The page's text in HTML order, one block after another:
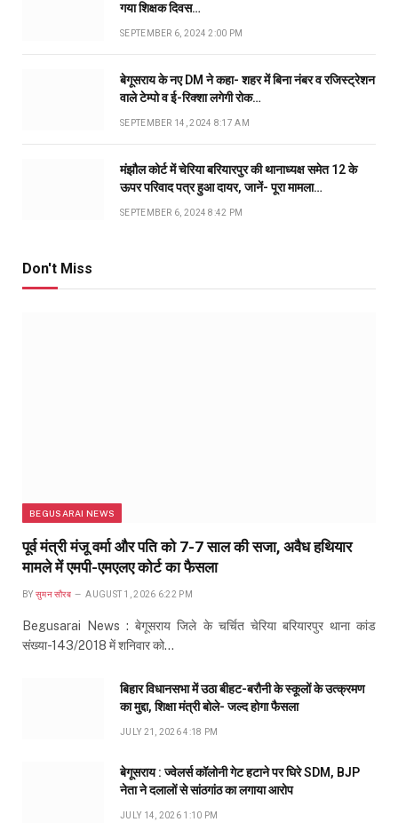
गया शिक्षक दिवस…
SEPTEMBER 6, 2024 2:00 PM
बेगूसराय के नए DM ने कहा- शहर में बिना नंबर व रजिस्ट्रेशन
वाले टेम्पो व ई-रिक्शा लगेगी रोक…
SEPTEMBER 14, 2024 8:17 AM
मंझौल कोर्ट में चेरिया बरियारपुर की थानाध्यक्ष समेत 12 के
ऊपर परिवाद पत्र हुआ दायर, जानें- पूरा मामला…
SEPTEMBER 6, 2024 8:42 PM
Don't Miss
BEGUSARAI NEWS
पूर्व मंत्री मंजू वर्मा और पति को 7-7 साल की सजा, अवैध हथियार
मामले में एमपी-एमएलए कोर्ट का फैसला
BY सुमन सौरब AUGUST 1, 2026 6:22 PM
Begusarai News : बेगूसराय जिले के चर्चित चेरिया बरियारपुर थाना कांड
संख्या-143/2018 में शनिवार को…
बिहार विधानसभा में उठा बीहट-बरौनी के स्कूलों के उत्क्रमण
का मुद्दा, शिक्षा मंत्री बोले- जल्द होगा फैसला
JULY 21, 2026 4:18 PM
बेगूसराय : ज्वेलर्स कॉलोनी गेट हटाने पर घिरे SDM, BJP
नेता ने दलालों से सांठगांठ का लगाया आरोप
JULY 14, 2026 1:10 PM